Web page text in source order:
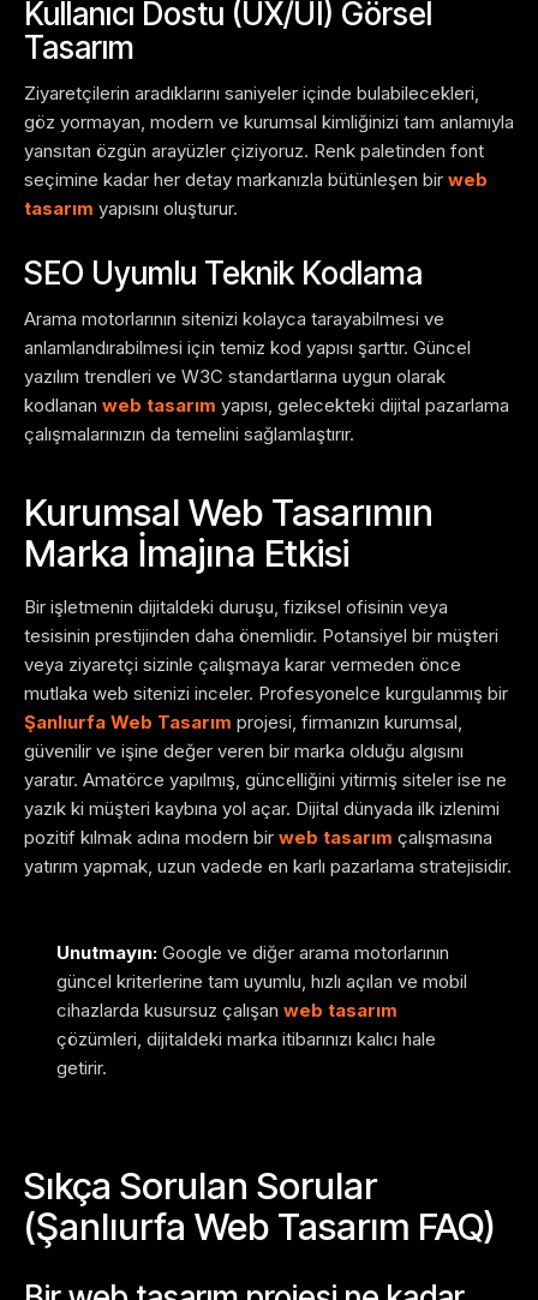
Kullanıcı Dostu (UX/UI) Görsel
Tasarım
Ziyaretçilerin aradıklarını saniyeler içinde bulabilecekleri,
göz yormayan, modern ve kurumsal kimliğinizi tam anlamıyla
yansıtan özgün arayüzler çiziyoruz. Renk paletinden font
seçimine kadar her detay markanızla bütünleşen bir web
tasarım yapısını oluşturur.
SEO Uyumlu Teknik Kodlama
Arama motorlarının sitenizi kolayca tarayabilmesi ve
anlamlandırabilmesi için temiz kod yapısı şarttır. Güncel
yazılım trendleri ve W3C standartlarına uygun olarak
kodlanan web tasarım yapısı, gelecekteki dijital pazarlama
çalışmalarınızın da temelini sağlamlaştırır.
Kurumsal Web Tasarımın
Marka İmajına Etkisi
Bir işletmenin dijitaldeki duruşu, fiziksel ofisinin veya
tesisinin prestijinden daha önemlidir. Potansiyel bir müşteri
veya ziyaretçi sizinle çalışmaya karar vermeden önce
mutlaka web sitenizi inceler. Profesyonelce kurgulanmış bir
Şanlıurfa Web Tasarım projesi, firmanızın kurumsal,
güvenilir ve işine değer veren bir marka olduğu algısını
yaratır. Amatörce yapılmış, güncelliğini yitirmiş siteler ise ne
yazık ki müşteri kaybına yol açar. Dijital dünyada ilk izlenimi
pozitif kılmak adına modern bir web tasarım çalışmasına
yatırım yapmak, uzun vadede en karlı pazarlama stratejisidir.
Unutmayın: Google ve diğer arama motorlarının
güncel kriterlerine tam uyumlu, hızlı açılan ve mobil
cihazlarda kusursuz çalışan web tasarım
çözümleri, dijitaldeki marka itibarınızı kalıcı hale
getirir.
Sıkça Sorulan Sorular
(Şanlıurfa Web Tasarım FAQ)